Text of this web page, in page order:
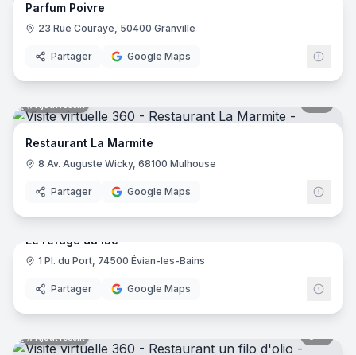
Parfum Poivre
23 Rue Couraye, 50400 Granville
Partager Google Maps
Ajout récent
Restaurant La Marmite
8 Av. Auguste Wicky, 68100 Mulhouse
Partager Google Maps
Le refuge du lac
1 Pl. du Port, 74500 Évian-les-Bains
Partager Google Maps
Ajout récent